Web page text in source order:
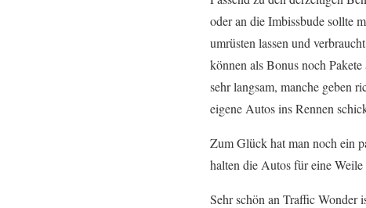
oder an die Imbissbude sollte
umrüsten lassen und
können als Bonus noch
sehr langsam, manche geben
eigene Autos ins Rennen
Zum Glück hat man noch ein
halten die Autos für eine
Sehr schön an Traffic Wonder